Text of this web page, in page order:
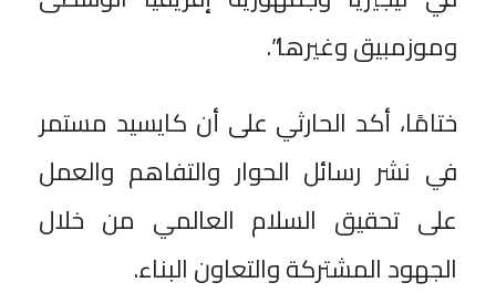
وموزمبيق وغيرها”.
ختامًا، أكد الحارثي على أن كايسيد مستمر
في نشر رسائل الحوار والتفاهم والعمل
على تحقيق السلام العالمي من خلال
الجهود المشتركة والتعاون البناء.